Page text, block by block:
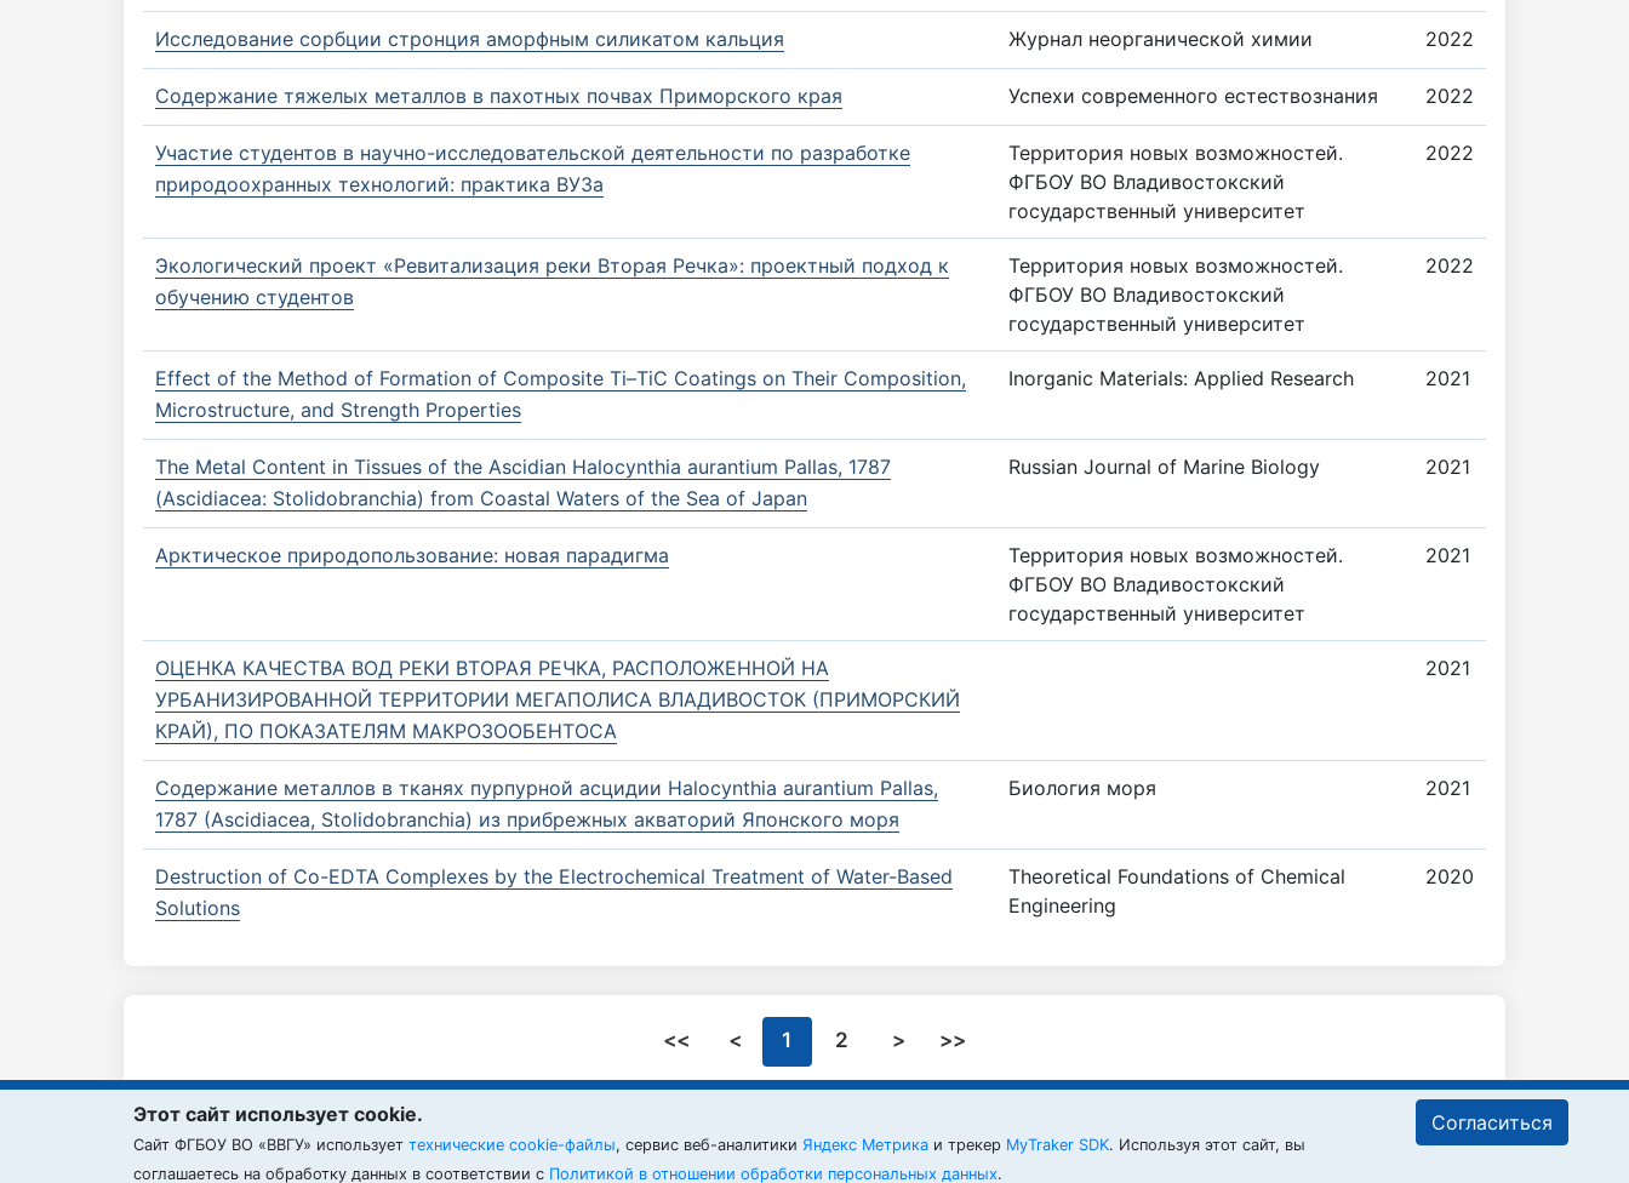
Исследование сорбции стронция аморфным силикатом кальция Журнал неорганической химии 2022
Содержание тяжелых металлов в пахотных почвах Приморского края Успехи современного естествознания 2022
Участие студентов в научно-исследовательской деятельности по разработке
природоохранных технологий: практика ВУЗа
Территория новых возможностей.
ФГБОУ ВО Владивостокский
государственный университет
2022
Экологический проект «Ревитализация реки Вторая Речка»: проектный подход к
обучению студентов
Территория новых возможностей.
ФГБОУ ВО Владивостокский
государственный университет
2022
Effect of the Method of Formation of Composite Ti–TiC Coatings on Their Composition,
Microstructure, and Strength Properties
Inorganic Materials: Applied Research 2021
The Metal Content in Tissues of the Ascidian Halocynthia aurantium Pallas, 1787
(Ascidiacea: Stolidobranchia) from Coastal Waters of the Sea of Japan
Russian Journal of Marine Biology 2021
Арктическое природопользование: новая парадигма
Территория новых возможностей.
ФГБОУ ВО Владивостокский
государственный университет
2021
ОЦЕНКА КАЧЕСТВА ВОД РЕКИ ВТОРАЯ РЕЧКА, РАСПОЛОЖЕННОЙ НА
УРБАНИЗИРОВАННОЙ ТЕРРИТОРИИ МЕГАПОЛИСА ВЛАДИВОСТОК (ПРИМОРСКИЙ
КРАЙ), ПО ПОКАЗАТЕЛЯМ МАКРОЗООБЕНТОСА
2021
Содержание металлов в тканях пурпурной асцидии Halocynthia aurantium Pallas,
1787 (Ascidiacea, Stolidobranchia) из прибрежных акваторий Японского моря
Биология моря 2021
Destruction of Co-EDTA Complexes by the Electrochemical Treatment of Water-Based
Solutions
Theoretical Foundations of Chemical
Engineering
2020
<< < 1 2 > >>
ВВГУ © 2026
Этот сайт использует cookie.
Cайт ФГБОУ ВО «ВВГУ» использует технические cookie-файлы, сервис веб-аналитики Яндекс Метрика и трекер MyTraker SDK. Используя этот сайт, вы
соглашаетесь на обработку данных в соответствии с Политикой в отношении обработки персональных данных.
Согласиться